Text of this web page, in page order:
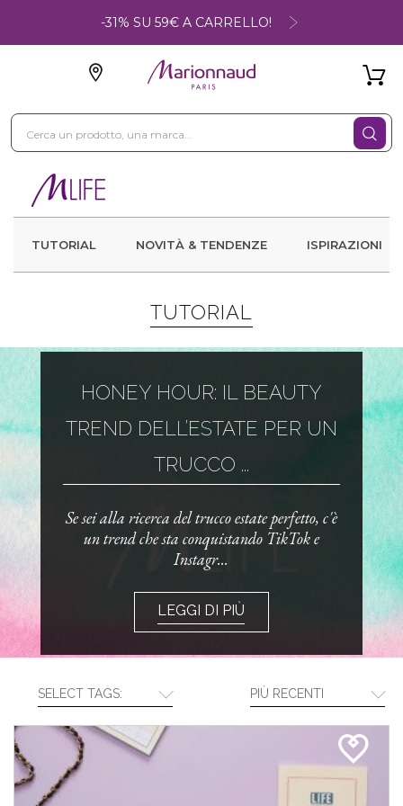
-31% SU 59€ A CARRELLO!
TUTORIAL NOVITÀ & TENDENZE ISPIRAZIONI
TUTORIAL
HONEY HOUR: IL BEAUTY
TREND DELL’ESTATE PER UN
TRUCCO ...
Se sei alla ricerca del trucco estate perfetto, c'è
un trend che sta conquistando TikTok e
Instagr...
LEGGI DI PIÙ
CREA LA TUA ROUTINE CON I
SELECT TAGS: PIÙ RECENTI